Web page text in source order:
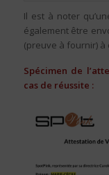
Il est à noter
également être
(preuve à fournir) à
Spécimen de
cas de réussite :